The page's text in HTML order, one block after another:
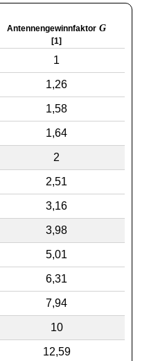
Antennengewinnfaktor G
[1]
1
1,26
1,58
1,64
2
2,51
3,16
3,98
5,01
6,31
7,94
10
12,59